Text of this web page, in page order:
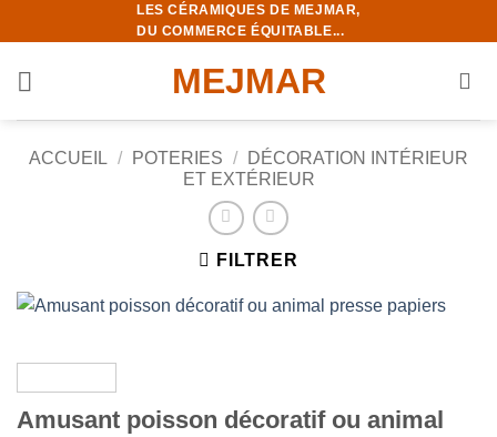
au
contenu
LES CÉRAMIQUES DE MEJMAR,
DU COMMERCE ÉQUITABLE...
MEJMAR
ACCUEIL / POTERIES /
DÉCORATION INTÉRIEUR
ET EXTÉRIEUR
FILTRER
Amusant poisson décoratif ou animal